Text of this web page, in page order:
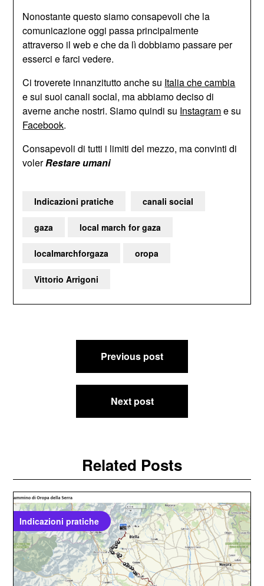
Nonostante questo siamo consapevoli che la
comunicazione oggi passa principalmente
attraverso il web e che da lì dobbiamo passare per
esserci e farci vedere.
Ci troverete innanzitutto anche su Italia che cambia
e sui suoi canali social, ma abbiamo deciso di
averne anche nostri. Siamo quindi su Instagrame su
Facebook.
Consapevoli di tutti i limiti del mezzo, ma convinti di
volerRestare umani
Indicazioni pratiche canali social
gaza local march for gaza
localmarchforgaza oropa
Vittorio Arrigoni
Navigazione
Previous post
Next post
Related Posts
Indicazioni pratiche